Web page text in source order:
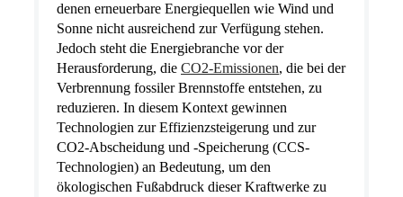
denen erneuerbare Energiequellen wie Wind und
Sonne nicht ausreichend zur Verfügung stehen.
Jedoch steht die Energiebranche vor der
Herausforderung, die CO2-Emissionen, die bei der
Verbrennung fossiler Brennstoffe entstehen, zu
reduzieren. In diesem Kontext gewinnen
Technologien zur Effizienzsteigerung und zur
CO2-Abscheidung und -Speicherung (CCS-
Technologien) an Bedeutung, um den
ökologischen Fußabdruck dieser Kraftwerke zu